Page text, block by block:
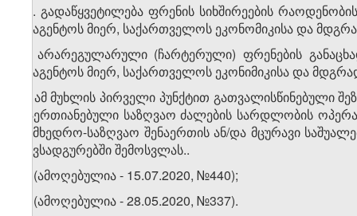
. გადაწყვეტილება ფრენის სიხშირეების
სააგენტოს მიერ, საქართველოს ეკონომიკისა და
3. არარეგულარული (ჩარტერული) ფრენების
სააგენტოს მიერ, საქართველოს ეკონიმიკისა და
4. ამ მუხლის პირველი პუნქტით გათვალისწინებული
გაერთიანებული საზღვაო ძალების სარდლობის
სამხედრო-საზღვაო შენაერთის ან/და მცურავი
ნავსადგურებში შემოსვლას..
5. (ამოღებულია - 15.07.2020, №440);
(ამოღებულია - 28.05.2020, №337).